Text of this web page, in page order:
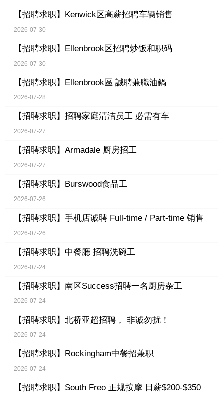
【招聘求职】 Kenwick区高薪招聘车辆销售
2026-07-30
【招聘求职】 Ellenbrook区招聘炒饭和职码
2026-07-30
【招聘求职】 Ellenbrook區 誠聘兼職油鍋
2026-07-28
【招聘求职】 招聘家庭清洁员工 必需有车
2026-07-27
【招聘求职】 Armadale 厨房招工
2026-07-27
【招聘求职】 Burswood食品工
2026-07-26
【招聘求职】 手机店诚聘 Full-time / Part-time 销售
2026-07-26
【招聘求职】 中餐廳 招聘洗碗工
2026-07-24
【招聘求职】 南区Success招聘一名厨房杂工
2026-07-24
【招聘求职】 北桥亚超招聘， 非诚勿扰！
2026-07-24
【招聘求职】 Rockingham中餐招兼职
2026-07-24
【招聘求职】 South Freo 正规按摩 日薪$200-$350